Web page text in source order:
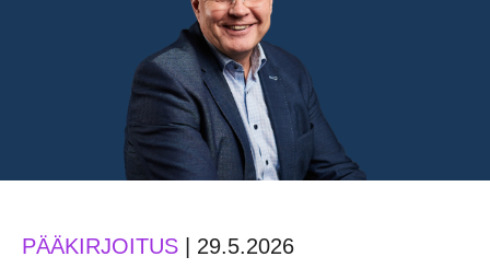
PÄÄKIRJOITUS 29.5.2026